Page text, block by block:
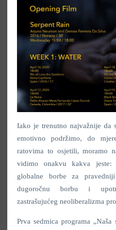
Iako je trenutno najvažnije da
emotivno podržimo, do
ratovima to osjetili, moramo
vidimo onakvu kakva jeste:
globalne borbe za
dugoročnu borbu i
zastrašujućeg neoliberalizma
Prva sedmica programa „Naša